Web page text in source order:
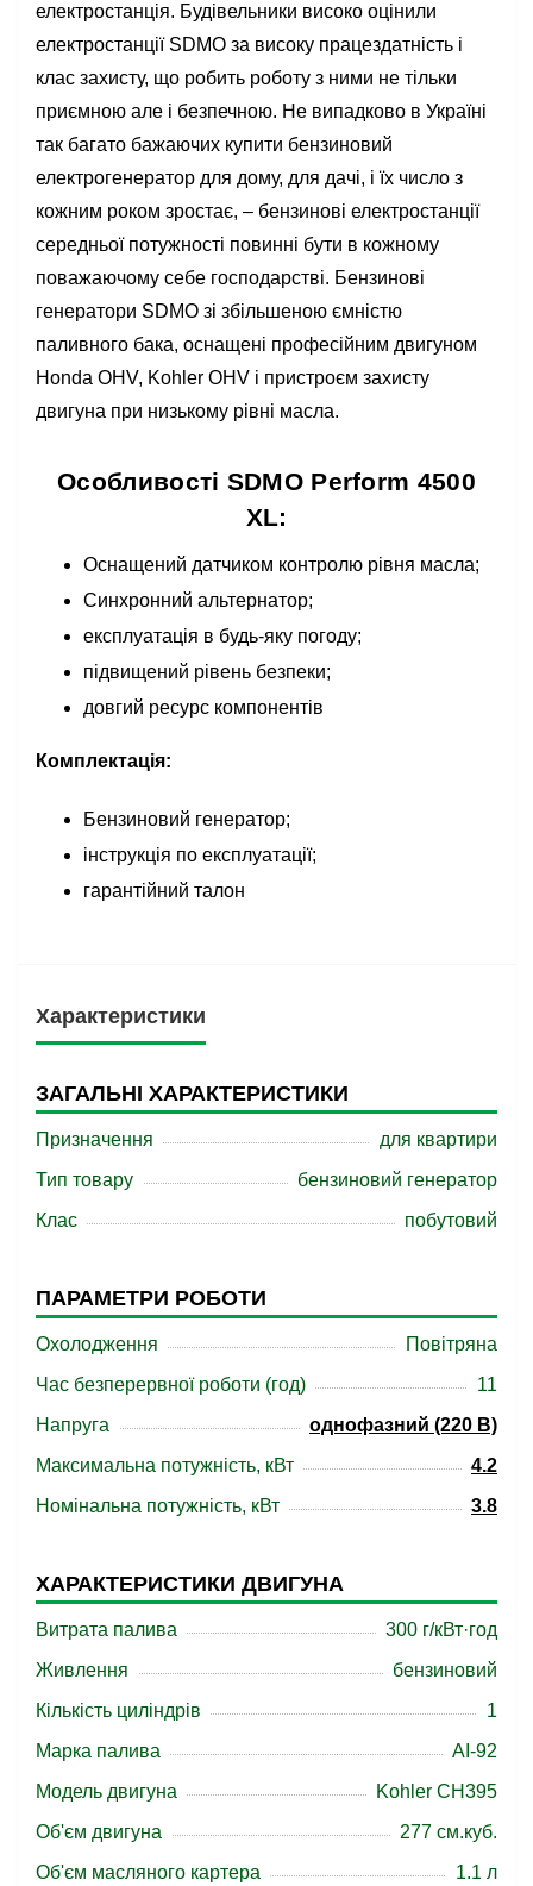
електростанція. Будівельники високо оцінили
електростанції SDMO за високу працездатність і
клас захисту, що робить роботу з ними не тільки
приємною але і безпечною. Не випадково в Україні
так багато бажаючих купити бензиновий
електрогенератор для дому, для дачі, і їх число з
кожним роком зростає, – бензинові електростанції
середньої потужності повинні бути в кожному
поважаючому себе господарстві. Бензинові
генератори SDMO зі збільшеною ємністю
паливного бака, оснащені професійним двигуном
Honda OHV, Kohler OHV і пристроєм захисту
двигуна при низькому рівні масла.
Особливості SDMO Perform 4500
XL:
Оснащений датчиком контролю рівня масла;
Синхронний альтернатор;
експлуатація в будь-яку погоду;
підвищений рівень безпеки;
довгий ресурс компонентів
Комплектація:
Бензиновий генератор;
інструкція по експлуатації;
гарантійний талон
Характеристики
ЗАГАЛЬНІ ХАРАКТЕРИСТИКИ
Призначення
для квартири
Тип товару
бензиновий генератор
Клас
побутовий
ПАРАМЕТРИ РОБОТИ
Охолодження
Повітряна
Час безперервної роботи (год)
11
Напруга
однофазний (220 В)
Максимальна потужність, кВт
4.2
Номінальна потужність, кВт
3.8
ХАРАКТЕРИСТИКИ ДВИГУНА
Витрата палива
300 г/кВт·год
Живлення
бензиновий
Кількість циліндрів
1
Марка палива
АІ-92
Модель двигуна
Kohler CH395
Об'єм двигуна
277 см.куб.
Об'єм масляного картера
1.1 л